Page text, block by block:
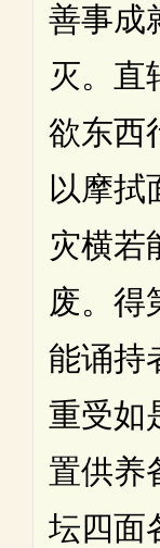
善事成
灭。直
欲东西
以摩拭
灾横若
废。得
能诵持
重受如
置供养
坛四面